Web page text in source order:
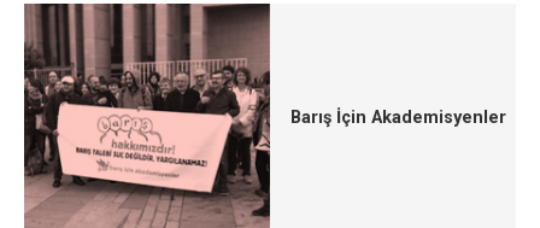
Barış İçin Akademisyenler